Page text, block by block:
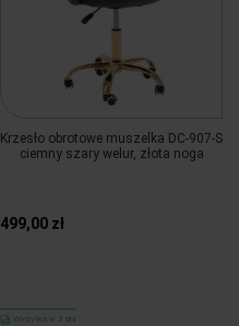
Krzesło obrotowe muszelka DC-907-S
ciemny szary welur, złota noga
499,00 zł
Wysyłka w 3 dni